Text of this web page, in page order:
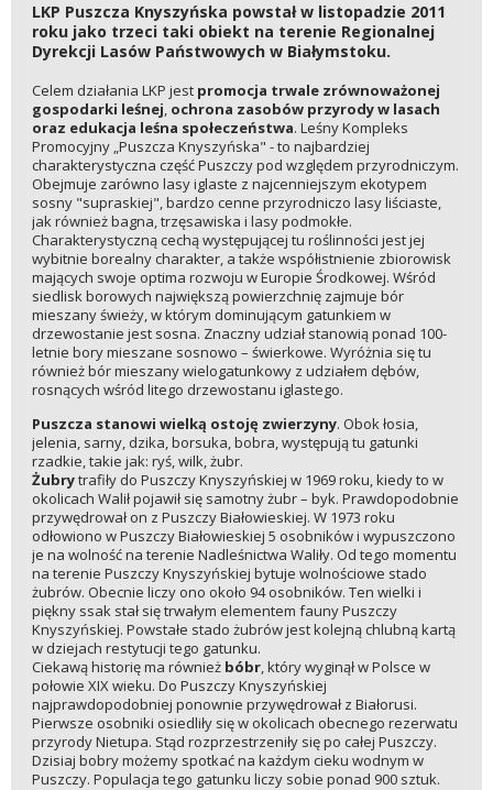
LKP Puszcza Knyszyńska powstał w listopadzie 2011
roku jako trzeci taki obiekt na terenie Regionalnej
Dyrekcji Lasów Państwowych w Białymstoku.
Celem działania LKP jest promocja trwale zrównoważonej
gospodarki leśnej, ochrona zasobów przyrody w lasach
oraz edukacja leśna społeczeństwa. Leśny Kompleks
Promocyjny „Puszcza Knyszyńska" - to najbardziej
charakterystyczna część Puszczy pod względem przyrodniczym.
Obejmuje zarówno lasy iglaste z najcenniejszym ekotypem
sosny "supraskiej", bardzo cenne przyrodniczo lasy liściaste,
jak również bagna, trzęsawiska i lasy podmokłe.
Charakterystyczną cechą występującej tu roślinności jest jej
wybitnie borealny charakter, a także współistnienie zbiorowisk
mających swoje optima rozwoju w Europie Środkowej. Wśród
siedlisk borowych największą powierzchnię zajmuje bór
mieszany świeży, w którym dominującym gatunkiem w
drzewostanie jest sosna. Znaczny udział stanowią ponad 100-
letnie bory mieszane sosnowo – świerkowe. Wyróżnia się tu
również bór mieszany wielogatunkowy z udziałem dębów,
rosnących wśród litego drzewostanu iglastego.
Puszcza stanowi wielką ostoję zwierzyny. Obok łosia,
jelenia, sarny, dzika, borsuka, bobra, występują tu gatunki
rzadkie, takie jak: ryś, wilk, żubr.
Żubrytrafiły do Puszczy Knyszyńskiej w 1969 roku, kiedy to w
okolicach Walił pojawił się samotny żubr – byk. Prawdopodobnie
przywędrował on z Puszczy Białowieskiej. W 1973 roku
odłowiono w Puszczy Białowieskiej 5 osobników i wypuszczono
je na wolność na terenie Nadleśnictwa Waliły. Od tego momentu
na terenie Puszczy Knyszyńskiej bytuje wolnościowe stado
żubrów. Obecnie liczy ono około 94 osobników. Ten wielki i
piękny ssak stał się trwałym elementem fauny Puszczy
Knyszyńskiej. Powstałe stado żubrów jest kolejną chlubną kartą
w dziejach restytucji tego gatunku.
Ciekawą historię ma również bóbr, który wyginął w Polsce w
połowie XIX wieku. Do Puszczy Knyszyńskiej
najprawdopodobniej ponownie przywędrował z Białorusi.
Pierwsze osobniki osiedliły się w okolicach obecnego rezerwatu
przyrody Nietupa. Stąd rozprzestrzeniły się po całej Puszczy.
Dzisiaj bobry możemy spotkać na każdym cieku wodnym w
Puszczy. Populacja tego gatunku liczy sobie ponad 900 sztuk.